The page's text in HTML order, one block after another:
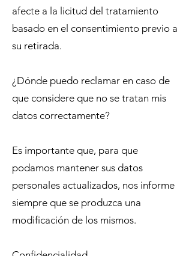
afecte a la licitud del tratamiento
basado en el consentimiento previo a
su retirada.
¿Dónde puedo reclamar en caso de
que considere que no se tratan mis
datos correctamente?
Es importante que, para que
podamos mantener sus datos
personales actualizados, nos informe
siempre que se produzca una
modificación de los mismos.